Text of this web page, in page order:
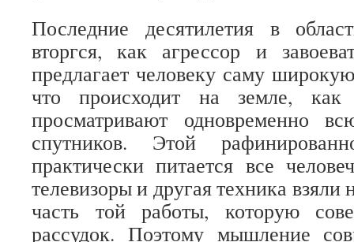
Последние десятилетия в
вторгся, как агрессор и
предлагает человеку саму
что происходит на земле,
просматривают одновременно
спутников. Этой
практически питается все
телевизоры и другая техника взяли
часть той работы, которую
рассудок. Поэтому мышление